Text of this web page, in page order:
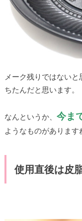
メーク残りではない
ちたんだと思います。
なんというか、 今ま
ようなものがあります
使用直後は皮